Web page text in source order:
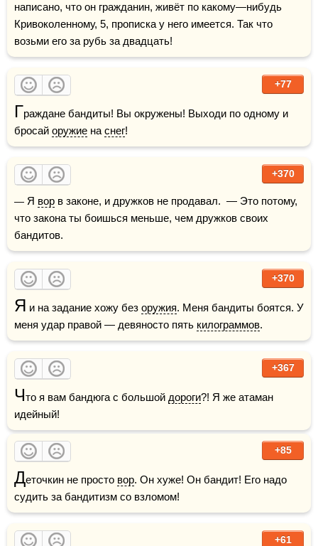
написано, что он гражданин, живёт по какому—нибудь
Кривоколенному, 5, прописка у него имеется. Так что
возьми его за рубь за двадцать!
+77
Граждане бандиты! Вы окружены! Выходи по одному и
бросай оружие на снег!
+370
— Я вор в законе, и дружков не продавал.  — Это потому,
что закона ты боишься меньше, чем дружков своих
бандитов.
+370
Я и на задание хожу без оружия. Меня бандиты боятся. У
меня удар правой — девяносто пять килограммов.
+367
Что я вам бандюга с большой дороги?! Я же атаман
идейный!
+85
Деточкин не просто вор. Он хуже! Он бандит! Его надо
судить за бандитизм со взломом!
+61